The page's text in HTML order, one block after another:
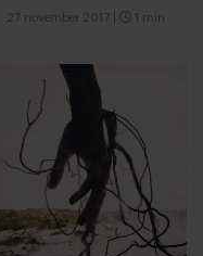
27 november 2017 1 min